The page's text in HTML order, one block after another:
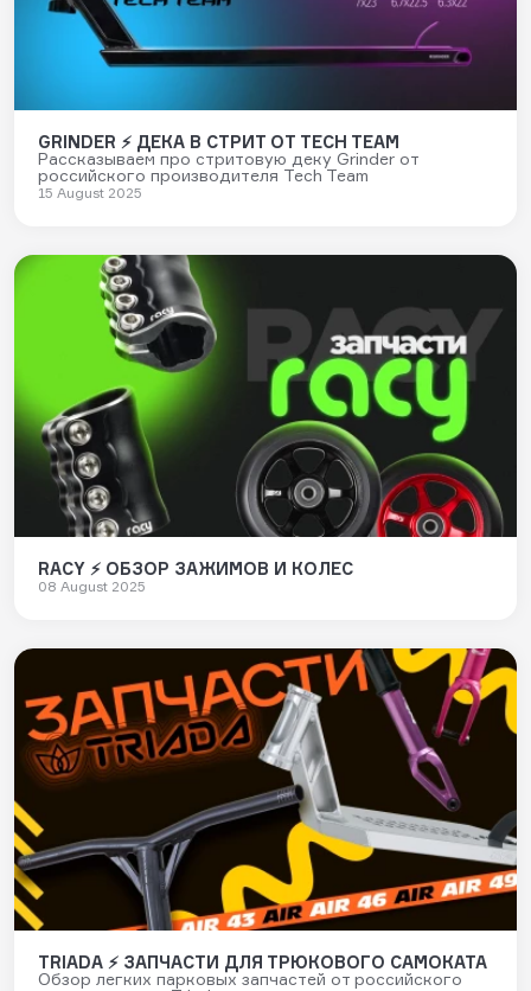
GRINDER ⚡ ДЕКА В СТРИТ ОТ TECH TEAM
Рассказываем про стритовую деку Grinder от
российского производителя Tech Team
15 August 2025
RACY ⚡ ОБЗОР ЗАЖИМОВ И КОЛЕС
08 August 2025
TRIADA ⚡ ЗАПЧАСТИ ДЛЯ ТРЮКОВОГО САМОКАТА
Обзор легких парковых запчастей от российского